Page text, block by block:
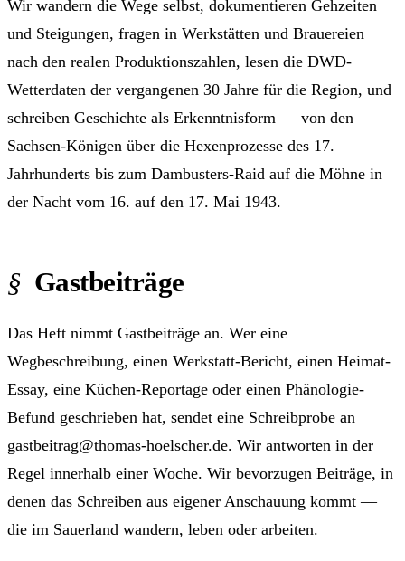
Wir wandern die Wege selbst, dokumentieren Gehzeiten
und Steigungen, fragen in Werkstätten und Brauereien
nach den realen Produktionszahlen, lesen die DWD-
Wetterdaten der vergangenen 30 Jahre für die Region, und
schreiben Geschichte als Erkenntnisform — von den
Sachsen-Königen über die Hexenprozesse des 17.
Jahrhunderts bis zum Dambusters-Raid auf die Möhne in
der Nacht vom 16. auf den 17. Mai 1943.
Gastbeiträge
Das Heft nimmt Gastbeiträge an. Wer eine
Wegbeschreibung, einen Werkstatt-Bericht, einen Heimat-
Essay, eine Küchen-Reportage oder einen Phänologie-
Befund geschrieben hat, sendet eine Schreibprobe an
gastbeitrag@thomas-hoelscher.de. Wir antworten in der
Regel innerhalb einer Woche. Wir bevorzugen Beiträge, in
denen das Schreiben aus eigener Anschauung kommt —
die im Sauerland wandern, leben oder arbeiten.